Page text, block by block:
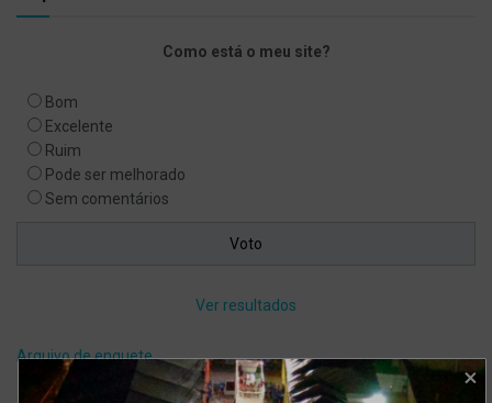
Como está o meu site?
Bom
Excelente
Ruim
Pode ser melhorado
Sem comentários
Ver resultados
Arquivo de enquete